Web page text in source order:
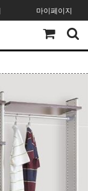
마이페이지